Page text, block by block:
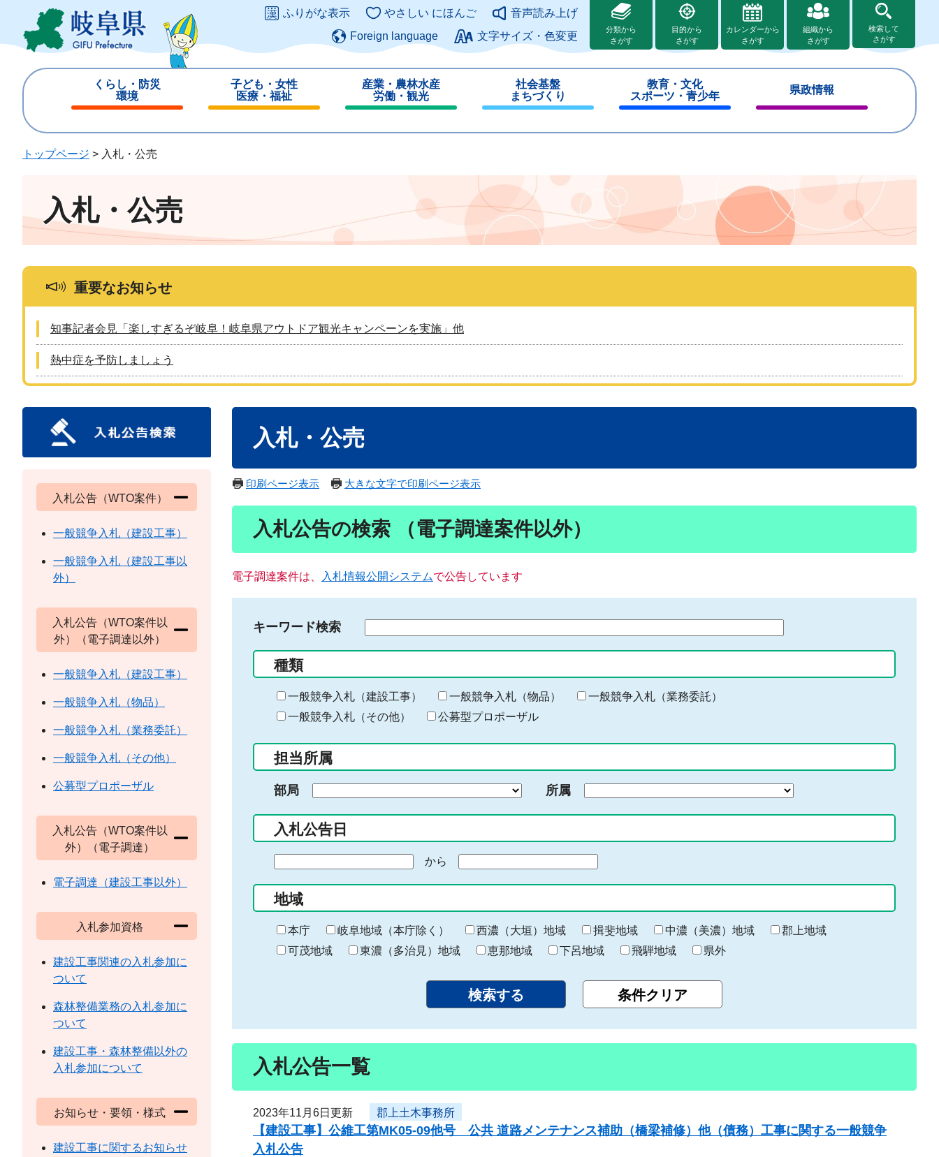
ジ
ュ
このページの本文へ
ふりがな表示 やさしい にほんご
音声読み上げ
Foreign language
文字サイズ・色変更
分類から
さがす
目的から
さがす
カレンダーから
さがす
組織から
さがす
検索して
さがす
くらし・防災
環境
じ
子ども・女性
医療・福祉
じ
産業・農林水産
労働・観光
じ
社会基盤
まちづくり
じ
教育・文化
スポーツ・青少年
じ
県政情報
じ
トップページ > 入札・公売
入札・公売
重要なお知らせ
知事記者会見「楽しすぎるぞ岐阜！岐阜県アウトドア観光キャンペーンを実施」他
熱中症を予防しましょう
入札・公売
印刷ページ表示 大きな文字で印刷ページ表示
入札公告の検索 （電子調達案件以外）
電子調達案件は、 入札情報公開システムで公告しています
キーワード検索
る
キ
ー
ー
入
力
種類
一般競争入札（建設工事） 一般競争入札（物品）
一般競争入札（業務委託）
一般競争入札（その他）
公募型プロポーザル
担当所属
部局 所属
入札公告日
の
始
ま
り
から
終
わ
り
地域
本庁 岐阜地域（本庁除く） 西濃（大垣）地域 揖斐地域 中濃（美濃）地域
郡上地域
可茂地域
東濃（多治見）地域 恵那地域 下呂地域 飛騨地域 県外
入札公告一覧
2023年11月6日更新 郡上土木事務所
【建設工事】公維工第MK05-09他号 公共 道路メンテナンス補助（橋梁補修）他（債務）工事に関する一般競争
入札公告
入札公告（WTO案件）
一般競争入札（建設工事）
一般競争入札（建設工事以
外）
入札公告（WTO案件以
外）（電子調達以外）
一般競争入札（建設工事）
一般競争入札（物品）
一般競争入札（業務委託）
一般競争入札（その他）
公募型プロポーザル
入札公告（WTO案件以
外）（電子調達）
電子調達（建設工事以外）
入札参加資格
建設工事関連の入札参加に
ついて
森林整備業務の入札参加に
ついて
建設工事・森林整備以外の
入札参加について
お知らせ・要領・様式
建設工事に関するお知らせ